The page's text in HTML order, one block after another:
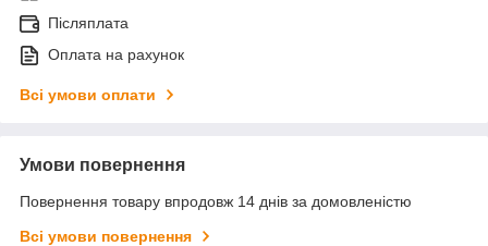
Післяплата
Оплата на рахунок
Всі умови оплати
Умови повернення
Повернення товару впродовж 14 днів за домовленістю
Всі умови повернення